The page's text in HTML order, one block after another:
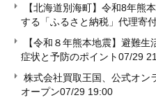
【北海道別海町】令和8年熊
する「ふるさと納税」代理寄
【令和８年熊本地震】避難
症状と予防のポイント07/29
株式会社買取王国、公式オン
オープン07/29 19:00